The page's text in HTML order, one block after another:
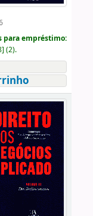
empréstimo:
] (2).